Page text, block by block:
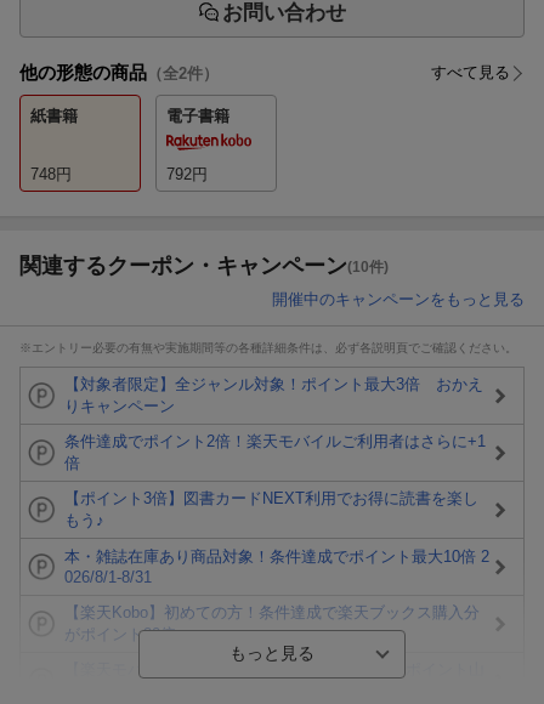
お問い合わせ
他の形態の商品 （全2件） すべて見る
紙書籍
748円
電子書籍
792円
関連するクーポン・キャンペーン(10件)
開催中のキャンペーンをもっと見る
※エントリー必要の有無や実施期間等の各種詳細条件は、必ず各説明頁でご確認ください。
【対象者限定】全ジャンル対象！ポイント最大3倍 おかえ
りキャンペーン
条件達成でポイント2倍！楽天モバイルご利用者はさらに+1
倍
【ポイント3倍】図書カードNEXT利用でお得に読書を楽し
もう♪
本・雑誌在庫あり商品対象！条件達成でポイント最大10倍 2
026/8/1-8/31
【楽天Kobo】初めての方！条件達成で楽天ブックス購入分
がポイント20倍